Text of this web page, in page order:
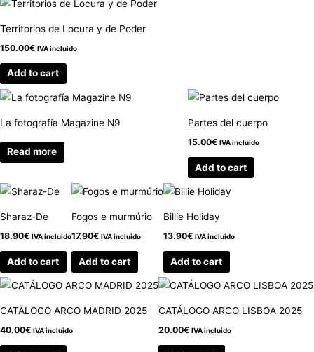
Territorios de Locura y de Poder
150.00€ IVA incluido
Add to cart
La fotografía Magazine N9
Read more
Partes del cuerpo
15.00€ IVA incluido
Add to cart
Sharaz-De
18.90€ IVA incluido
Add to cart
Fogos e murmúrio
17.90€ IVA incluido
Add to cart
Billie Holiday
13.90€ IVA incluido
Add to cart
CATÁLOGO ARCO MADRID 2025
40.00€ IVA incluido
CATÁLOGO ARCO LISBOA 2025
20.00€ IVA incluido